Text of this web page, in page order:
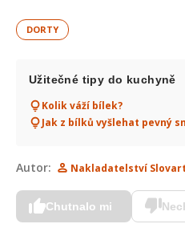
DORTY
Užitečné tipy do kuchyně
Kolik váží bílek?
Jak z bílků vyšlehat pevný
Autor: Nakladatelství Slovart
Chutnalo mi